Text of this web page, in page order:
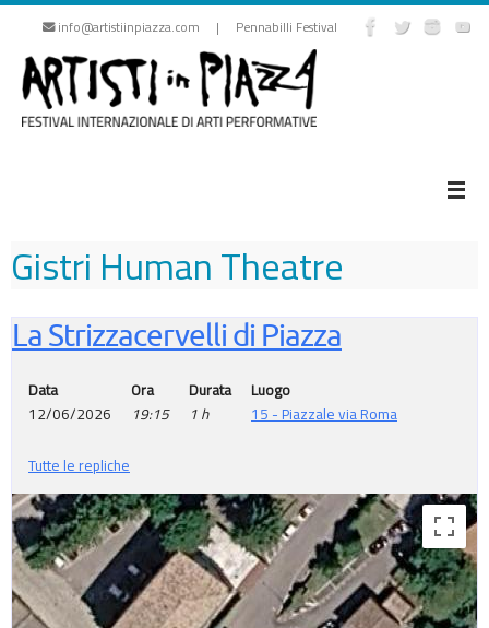
Vai
contenuto
info@artistiinpiazza.com | Pennabilli Festival
Gistri Human Theatre
La Strizzacervelli di Piazza
Data
12/06/2026
Ora
19:15
Durata
1 h
Luogo
15 - Piazzale via Roma
Tutte le repliche